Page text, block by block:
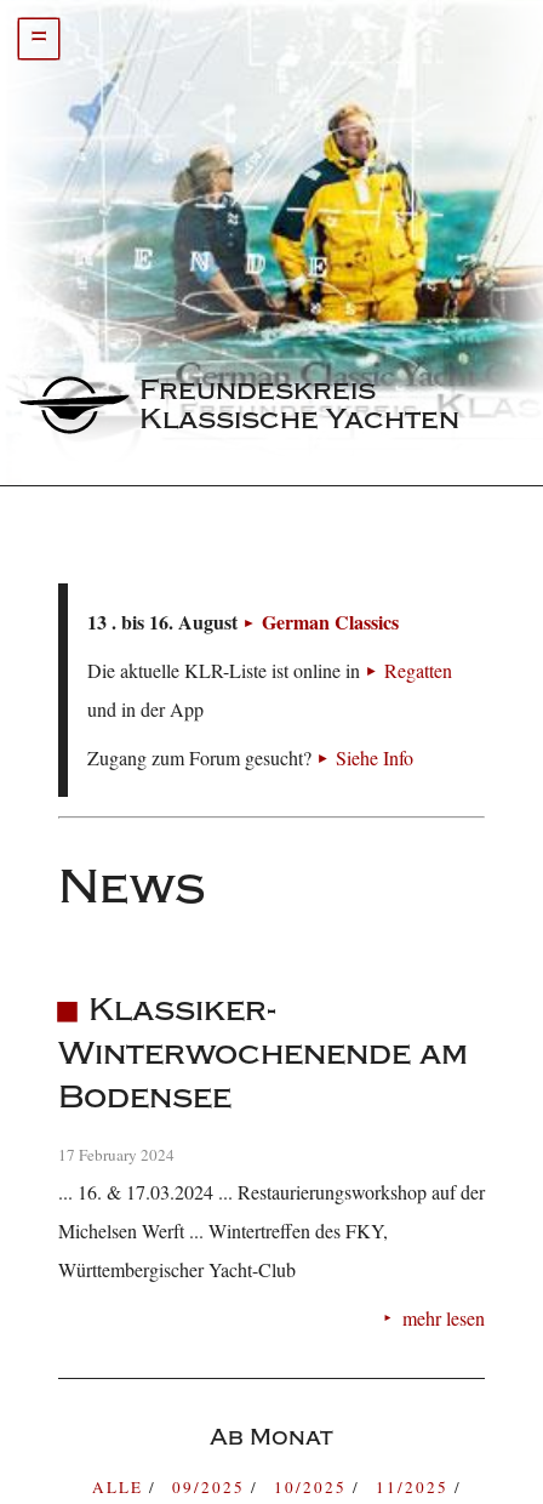
=
Freundeskreis
Klassische Yachten
13 . bis 16. August German Classics
Die aktuelle KLR-Liste ist online in
Regatten
und in der App
Zugang zum Forum gesucht?
Siehe Info
News
Klassiker-
Winterwochenende am
Bodensee
17 February 2024
... 16. & 17.03.2024 ... Restaurierungsworkshop auf der
Michelsen Werft ... Wintertreffen des FKY,
Württembergischer Yacht-Club
mehr lesen
Ab Monat
ALLE 09/2025 10/2025
11/2025